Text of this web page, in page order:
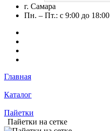
г. Самара
Пн. – Пт.: с 9:00 до 18:00
Главная
Каталог
Пайетки
Пайетки на сетке